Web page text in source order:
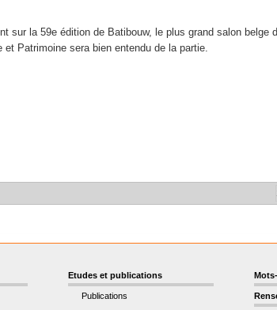
sur la 59e édition de Batibouw, le plus grand salon belge
Patrimoine sera bien entendu de la partie.
Etudes et publications
Publications